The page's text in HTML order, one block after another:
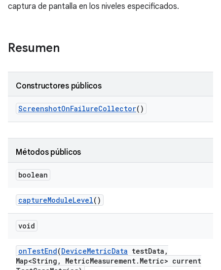
captura de pantalla en los niveles especificados.
Resumen
Constructores públicos
ScreenshotOnFailureCollector()
Métodos públicos
boolean
captureModuleLevel()
void
onTestEnd(DeviceMetricData testData ,
Map<String , MetricMeasurement. Metric> current